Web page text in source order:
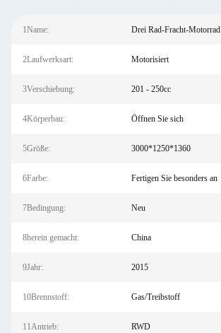
1Name: Drei Rad-Fracht-Motorrad
2Laufwerksart: Motorisiert
3Verschiebung: 201 - 250cc
4Körperbau: Öffnen Sie sich
5Größe: 3000*1250*1360
6Farbe: Fertigen Sie besonders an
7Bedingung: Neu
8herein gemacht: China
9Jahr: 2015
10Brennstoff: Gas/Treibstoff
11Antrieb: RWD